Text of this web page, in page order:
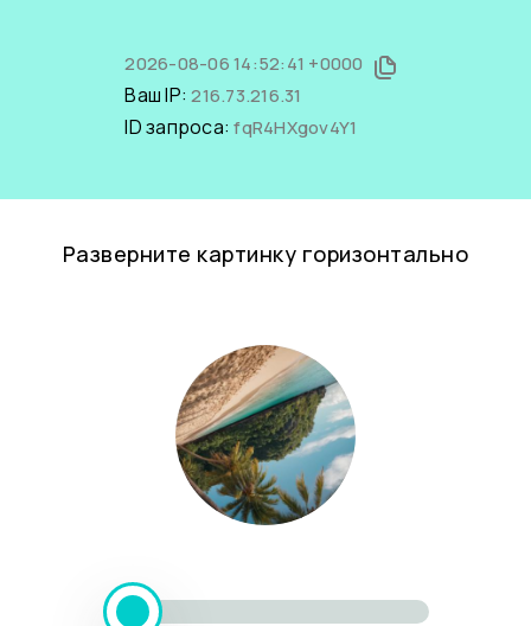
2026-08-06 14:52:41 +0000
Ваш IP:216.73.216.31
ID запроса:fqR4HXgov4Y1
Разверните картинку горизонтально